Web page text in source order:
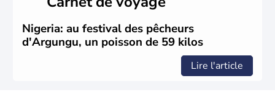
Nigeria: au festival des pêcheurs
d'Argungu, un poisson de 59 kilos
Lire l'article